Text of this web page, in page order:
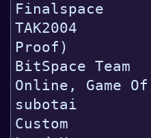
Finalspace
TAK2004
Proof)
BitSpace
Online, Game
subotai
Custom